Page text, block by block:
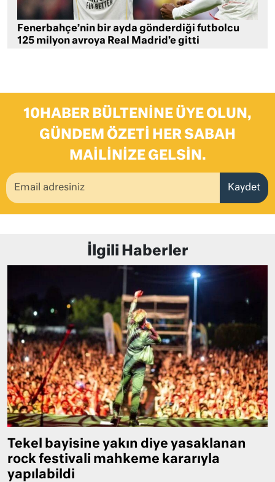
Fenerbahçe’nin bir ayda gönderdiği futbolcu
125 milyon avroya Real Madrid’e gitti
10HABER BÜLTENINE ÜYE OLUN,
GÜNDEM ÖZETI HER SABAH
MAILINIZE GELSIN.
Kaydet
İlgili Haberler
Tekel bayisine yakın diye yasaklanan
rock festivali mahkeme kararıyla
yapılabildi